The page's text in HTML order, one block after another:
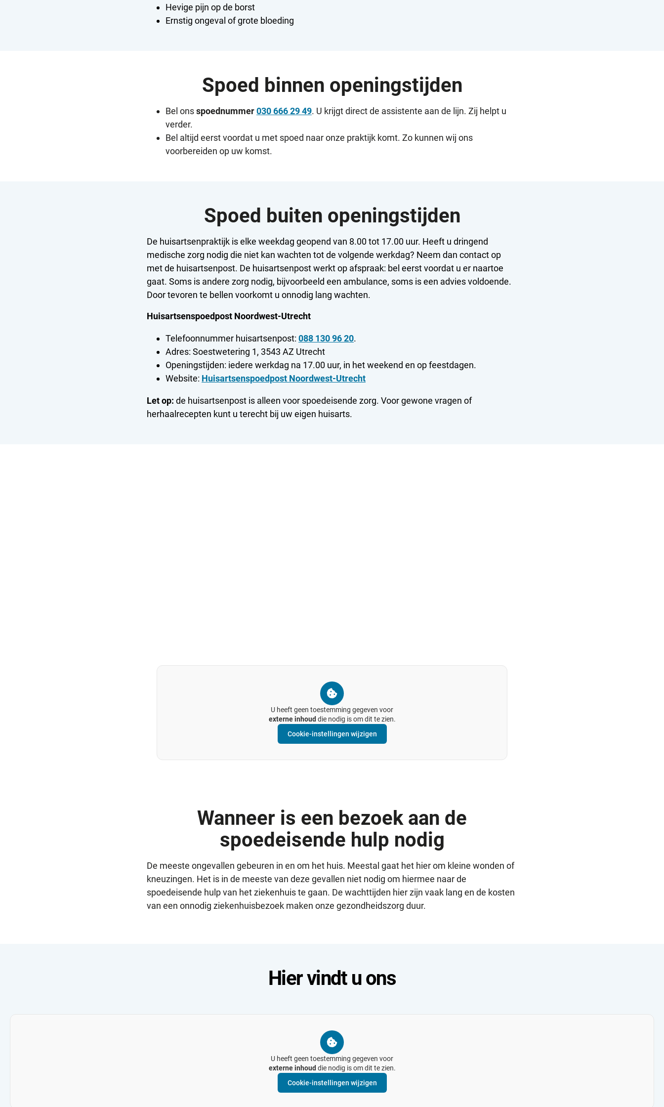
Hevige pijn op de borst
Ernstig ongeval of grote bloeding
Spoed binnen openingstijden
Bel onsspoednummer030 666 29 49. U krijgt direct de assistente aan de lijn. Zij helpt u
verder.
Bel altijd eerst voordat u met spoed naar onze praktijk komt. Zo kunnen wij ons
voorbereiden op uw komst.
Spoed buiten openingstijden
De huisartsenpraktijk is elke weekdag geopend van 8.00 tot 17.00 uur. Heeft u dringend
medische zorg nodig die niet kan wachten tot de volgende werkdag? Neem dan contact op
met de huisartsenpost. De huisartsenpost werkt op afspraak: bel eerst voordat u er naartoe
gaat. Soms is andere zorg nodig, bijvoorbeeld een ambulance, soms is een advies voldoende.
Door tevoren te bellen voorkomt u onnodig lang wachten.
Huisartsenspoedpost Noordwest-Utrecht
Telefoonnummer huisartsenpost: 088 130 96 20.
Adres: Soestwetering 1, 3543 AZ Utrecht
Openingstijden: iedere werkdag na 17.00 uur, in het weekend en op feestdagen.
Website: Huisartsenspoedpost Noordwest-Utrecht
Let op: de huisartsenpost is alleen voor spoedeisende zorg. Voor gewone vragen of
herhaalrecepten kunt u terecht bij uw eigen huisarts.
U heeft geen toestemming gegeven voor
externe inhoud die nodig is om dit te zien.
Cookie-instellingen wijzigen
Wanneer is een bezoek aan de
spoedeisende hulp nodig
De meeste ongevallen gebeuren in en om het huis. Meestal gaat het hier om kleine wonden of
kneuzingen. Het is in de meeste van deze gevallen niet nodig om hiermee naar de
spoedeisende hulp van het ziekenhuis te gaan. De wachttijden hier zijn vaak lang en de kosten
van een onnodig ziekenhuisbezoek maken onze gezondheidszorg duur.
Hier vindt u ons
U heeft geen toestemming gegeven voor
externe inhoud die nodig is om dit te zien.
Cookie-instellingen wijzigen